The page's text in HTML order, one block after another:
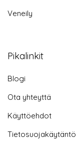
Veneily
Pikalinkit
Blogi
Ota yhteyttä
Käyttöehdot
Tietosuojakäytäntö